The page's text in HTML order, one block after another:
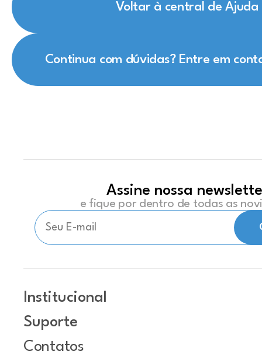
Voltar à central de Ajuda
Continua com dúvidas? Entre em
Assine nossa
e fique por dentro de todas as
Institucional
Suporte
Contatos